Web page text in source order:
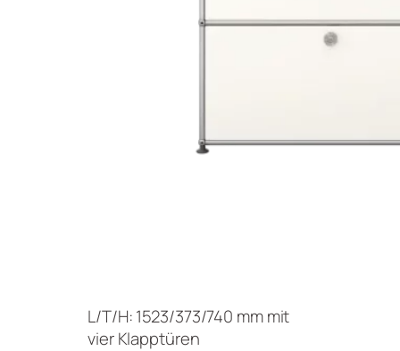
L/T/H: 1523/373/740 mm mit
vier Klapptüren